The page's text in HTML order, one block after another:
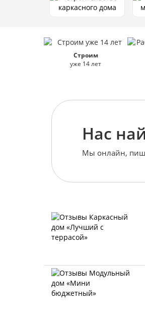
Строим
уже 14 лет
Нас
Мы онлайн,